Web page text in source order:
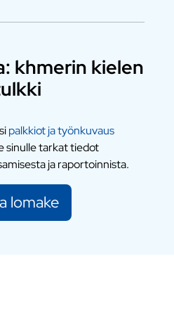
khmerin kielen
palkkiot ja työnkuvaus
sinulle tarkat tiedot
ja raportoinnista.
lomake